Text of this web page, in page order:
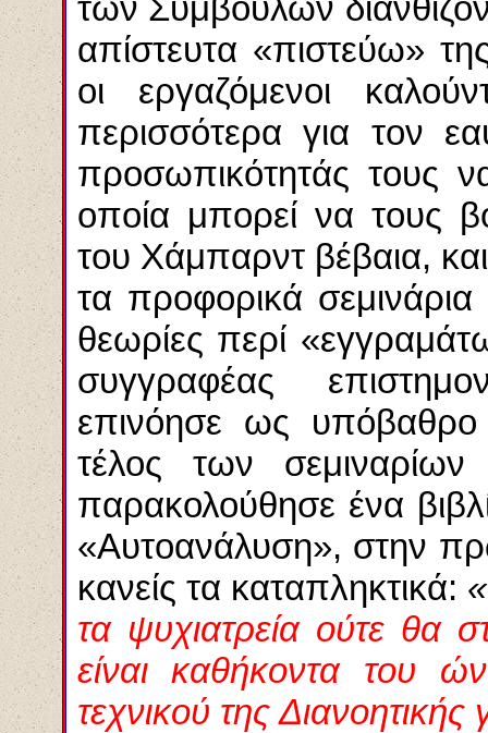
των Συμβούλων
απίστευτα «πιστεύω»
οι εργαζόμενοι
περισσότερα για τον
προσωπικότητάς τους
οποία μπορεί να τους
του Χάμπαρντ βέβαια,
τα προφορικά σεμινάρια
θεωρίες περί
συγγραφέας
επινόησε ως
τέλος των
παρακολούθησε ένα
«Αυτοανάλυση», στην
κανείς τα καταπληκτικά: «
τα ψυχιατρεία ούτε θα
είναι καθήκοντα του
τεχνικού της Διανοητικής